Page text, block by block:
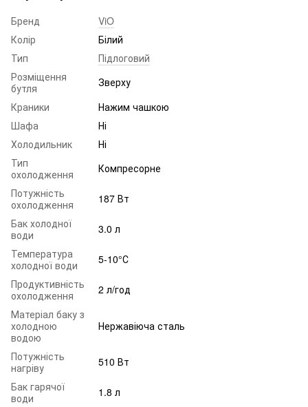
Бренд
ViO
Колір
Білий
Тип
Підлоговий
Розміщення
бутля
Зверху
Краники
Нажим чашкою
Шафа
Ні
Холодильник
Ні
Тип
охолодження
Компресорне
Потужність
охолодження
187 Вт
Бак холодної
води
3.0 л
Температура
холодної води
5-10°С
Продуктивність
охолодження
2 л/год
Матеріал баку з
холодною
водою
Нержавіюча сталь
Потужність
нагріву
510 Вт
Бак гарячої
води
1.8 л